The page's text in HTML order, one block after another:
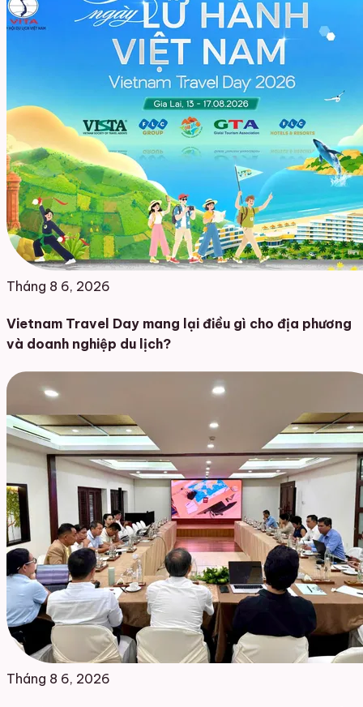
Tháng 8 6, 2026
Vietnam Travel Day mang lại điều gì cho địa phương
và doanh nghiệp du lịch?
Tháng 8 6, 2026